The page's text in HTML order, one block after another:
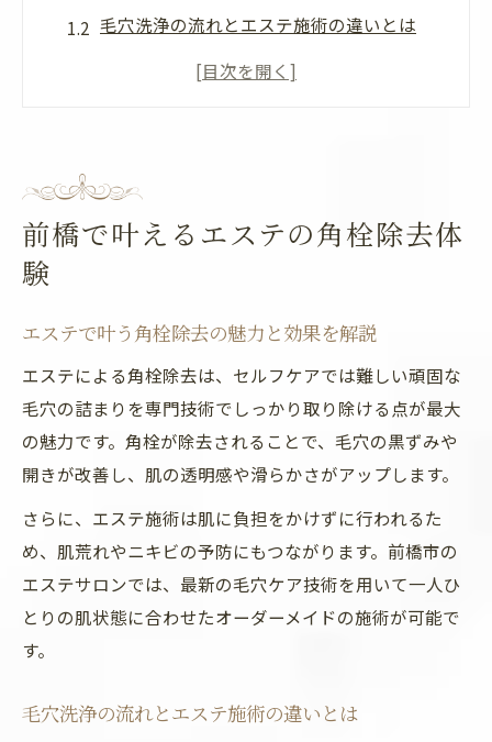
毛穴洗浄の流れとエステ施術の違いとは
エステで角栓除去を受けるメリットを紹介
角栓詰まりに悩むならエステがおすすめ
毛穴ケア専門エステの施術内容に迫る
エステで叶う毛穴の黒ずみ徹底ケア法
エステ活用で透明感ある肌質へ導く方法
毛穴洗浄と角栓除去で透明感アップ
エステの専門技術で肌のくすみを撃退
肌質改善に効果的なエステの活用法
前橋のエステで叶うWケア施術とは
角栓除去後のスキンケアポイント紹介
毛穴ケアで注目の前橋エステ新常識
前橋で叶えるエステの角栓除去体
験
エステで叶う角栓除去の魅力と効果を解説
エステによる角栓除去は、セルフケアでは難しい頑固な
毛穴の詰まりを専門技術でしっかり取り除ける点が最大
の魅力です。角栓が除去されることで、毛穴の黒ずみや
開きが改善し、肌の透明感や滑らかさがアップします。
さらに、エステ施術は肌に負担をかけずに行われるた
め、肌荒れやニキビの予防にもつながります。前橋市の
エステサロンでは、最新の毛穴ケア技術を用いて一人ひ
とりの肌状態に合わせたオーダーメイドの施術が可能で
す。
毛穴洗浄の流れとエステ施術の違いとは